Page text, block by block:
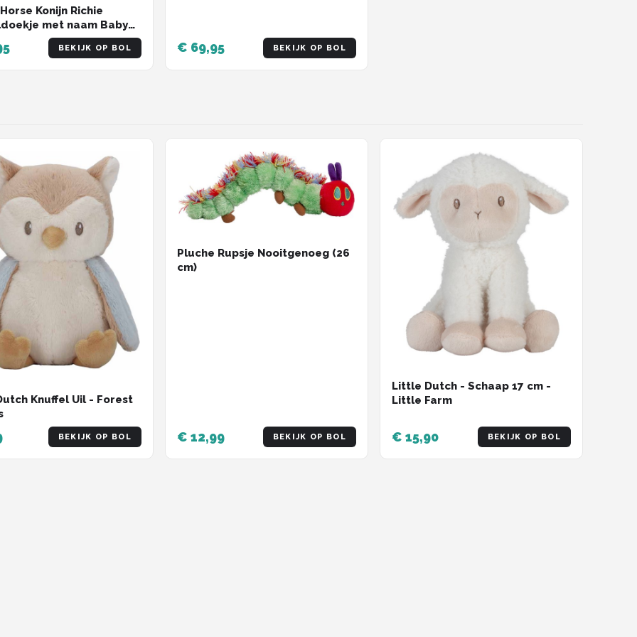
Konijn Richie
met naam Baby
Knuffeldoekje met naam -
geborduurd
BEKIJK OP BOL € 69,95 BEKIJK OP BOL
Knuffel Uil - Forest
BEKIJK OP BOL
Pluche Rupsje Nooitgenoeg (26
cm)
€ 12,99 BEKIJK OP BOL
Little Dutch - Schaap 17 cm -
Little Farm
€ 15,90 BEKIJK OP BOL